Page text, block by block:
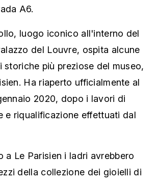
A6.
luogo iconico all'interno del
del Louvre, ospita alcune
storiche più preziose del museo,
Ha riaperto ufficialmente al
2020, dopo i lavori di
e riqualificazione effettuati dal
a Le Parisien i ladri avrebbero
della collezione dei gioielli di